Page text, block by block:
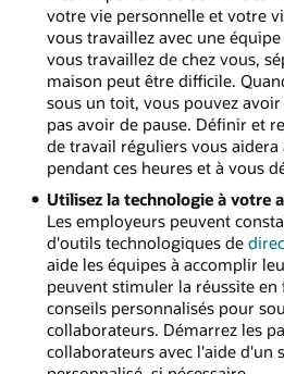
votre vie personnelle et votre
vous travaillez avec une
vous travaillez de chez vous,
maison peut être difficile.
sous un toit, vous pouvez
pas avoir de pause. Définir et
de travail réguliers vous aidera
pendant ces heures et à vous
Utilisez la technologie à votre
Les employeurs peuvent
d'outils technologiques de
aide les équipes à accomplir
peuvent stimuler la réussite en
conseils personnalisés pour
collaborateurs. Démarrez les
collaborateurs avec l'aide d'un